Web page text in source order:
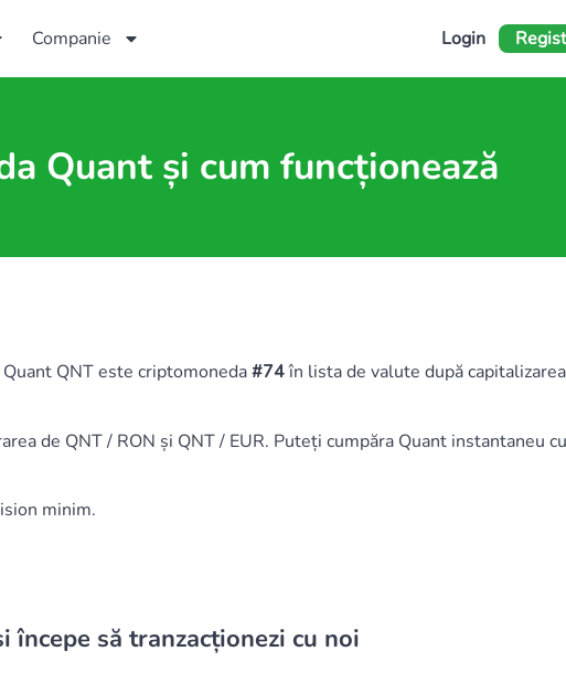
Companie Login
Quant și cum funcționează
QNT este criptomoneda#74în lista de valute după
de QNT / RON și QNT / EUR. Puteți cumpăra Quant instantaneu
minim.
începe să tranzacționezi cu noi